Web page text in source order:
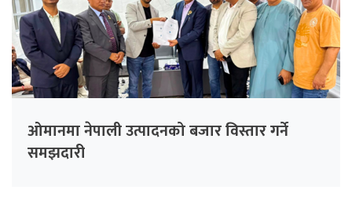
ओमानमा नेपाली उत्पादनको बजार विस्तार गर्ने
समझदारी